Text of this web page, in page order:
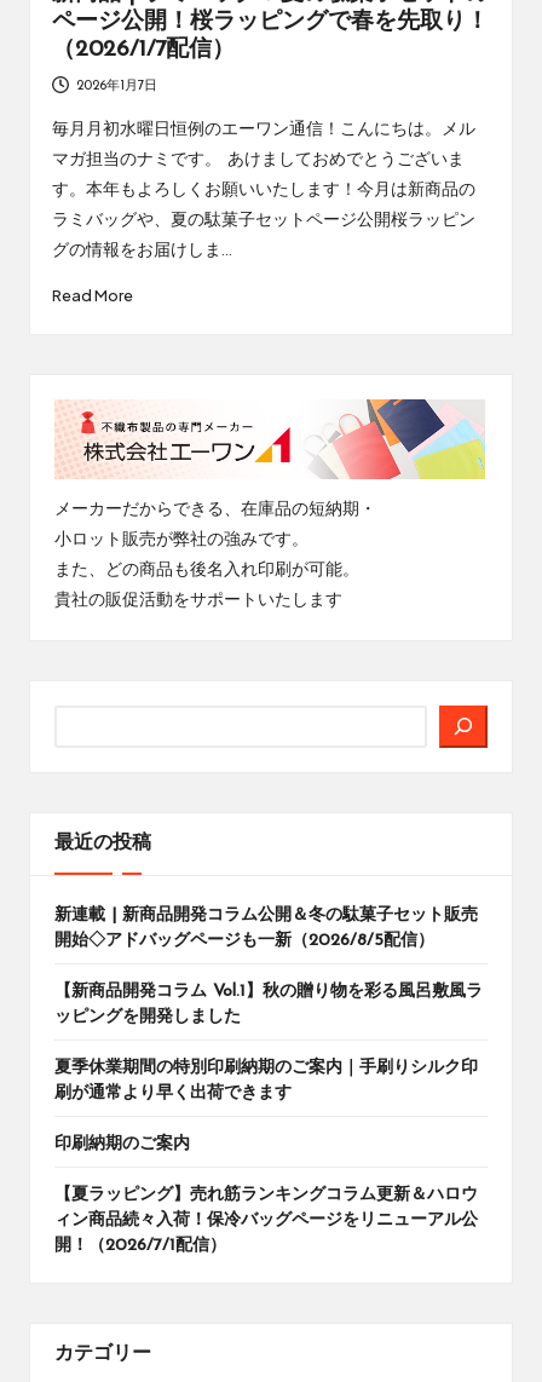
ページ公開！桜ラッピングで春を先取り！
（2026/1/7配信）
2026年1月7日
毎月月初水曜日恒例のエーワン通信！こんにちは。メル
マガ担当のナミです。 あけましておめでとうございま
す。本年もよろしくお願いいたします！今月は新商品の
ラミバッグや、夏の駄菓子セットページ公開桜ラッピン
グの情報をお届けしま…
Read More
メーカーだからできる、在庫品の短納期・
小ロット販売が弊社の強みです。
また、どの商品も後名入れ印刷が可能。
貴社の販促活動をサポートいたします
最近の投稿
新連載 | 新商品開発コラム公開＆冬の駄菓子セット販売
開始◇アドバッグページも一新（2026/8/5配信）
【新商品開発コラム Vol.1】秋の贈り物を彩る風呂敷風ラ
ッピングを開発しました
夏季休業期間の特別印刷納期のご案内｜手刷りシルク印
刷が通常より早く出荷できます
印刷納期のご案内
【夏ラッピング】売れ筋ランキングコラム更新＆ハロウ
ィン商品続々入荷！保冷バッグページをリニューアル公
開！（2026/7/1配信）
カテゴリー